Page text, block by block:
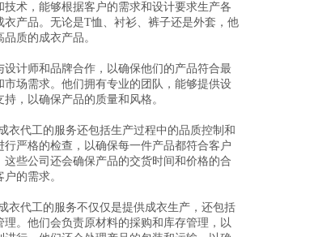
技术，能够根据客户的需求和设计要求生产各
衣产品。无论是T恤、衬衫、裤子还是外套，他
质的成衣产品。
设计师和品牌合作，以确保他们的产品符合最
市场需求。他们拥有专业的团队，能够提供设
，以确保产品的质量和风格。
衣代工的服务还包括生产过程中的品质控制和
行严格的检查，以确保每一件产品都符合客户
这些公司还会确保产品的交货时间和价格的合
的需求。
衣代工的服务不仅仅是提供成衣生产，还包括
理。他们会负责原材料的採购和库存管理，以